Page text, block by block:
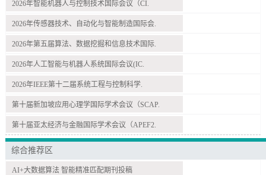
2026年智能机器人与控制技术国际会议（CI.
2026年传感器技术、自动化与智能制造国际会.
2026年第五届算法、数据挖掘和信息技术国际.
2026年人工智能与机器人系统国际会议(IC.
2026年IEEE第十二届系统工程与控制科学.
第十届新加坡应用心理学国际学术会议（SCAP.
第十届亚太经济与金融国际学术会议（APEF2.
综合推荐区
AI+大数据算法 智能精准匹配期刊投稿